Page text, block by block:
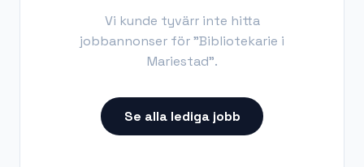
Vi kunde tyvärr inte hitta
jobbannonser för "Bibliotekarie i
Mariestad".
Se alla lediga jobb